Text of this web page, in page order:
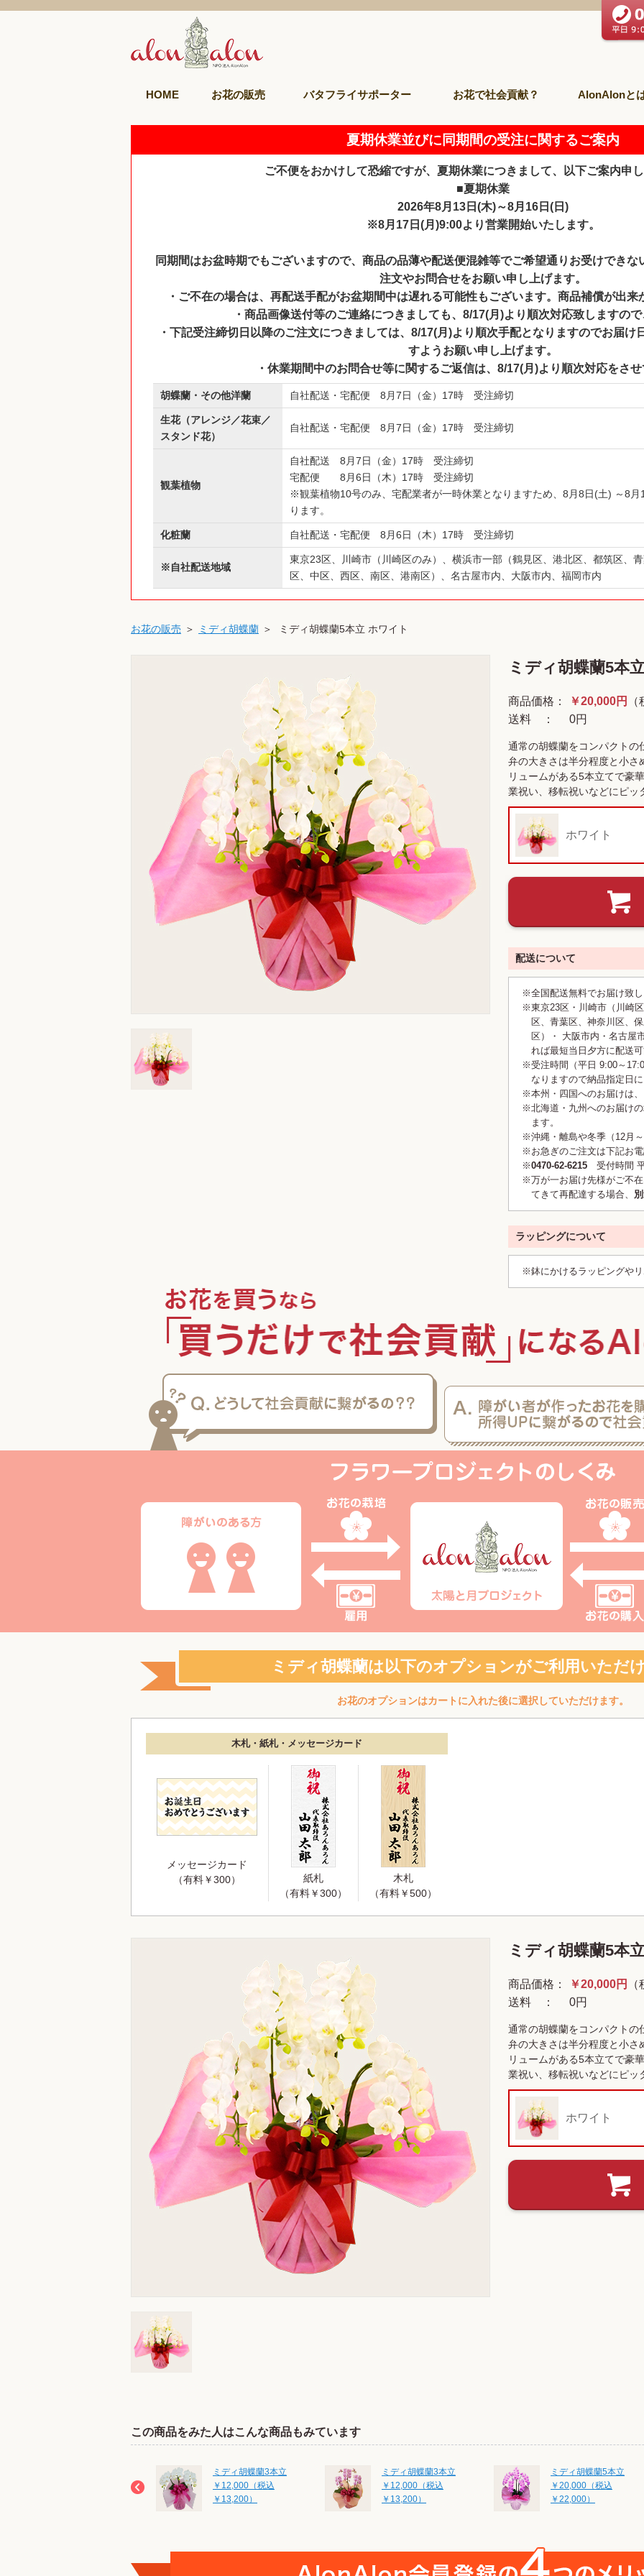
HOME お花の販売 バタフライサポーター お花で社会貢献？ AlonAlonと
夏期休業並びに同期間の受注に関するご案内
ご不便をおかけして恐縮ですが、夏期休業につきまして、以下ご案内申
■夏期休業
2026年8月13日(木)～8月16日(日)
※8月17日(月)9:00より営業開始いたします。
同期間はお盆時期でもございますので、商品の品薄や配送便混雑等でご希望通りお受けでき
注文やお問合せをお願い申し上げます。
・ご不在の場合は、再配送手配がお盆期間中は遅れる可能性もございます。商品補償が出
・商品画像送付等のご連絡につきましても、8/17(月)より順次対応致しますの
・下記受注締切日以降のご注文につきましては、8/17(月)より順次手配となりますのでお届け
すようお願い申し上げます。
・休業期間中のお問合せ等に関するご返信は、8/17(月)より順次対応をさ
胡蝶蘭・その他洋蘭 自社配送・宅配便 8月7日（金）17時 受注締切
生花（アレンジ／花束／
スタンド花）
自社配送・宅配便 8月7日（金）17時 受注締切
観葉植物
自社配送 8月7日（金）17時 受注締切
宅配便 8月6日（木）17時 受注締切
※観葉植物10号のみ、宅配業者が一時休業となりますため、8月8日(土) ～8
ります。
化粧蘭 自社配送・宅配便 8月6日（木）17時 受注締切
※自社配送地域
東京23区、川崎市（川崎区のみ）、横浜市一部（鶴見区、港北区、都筑区、
区、中区、西区、南区、港南区）、名古屋市内、大阪市内、福岡市内
お花の販売 ミディ胡蝶蘭 ミディ胡蝶蘭5本立 ホワイト
ミディ胡蝶蘭5本
商品価格： ￥20,000円
送料 ：
0円
通常の胡蝶蘭をコンパクトの
弁の大きさは半分程度と小さ
リュームがある5本立てで豪
業祝い、移転祝いなどにピッ
ホワイト
配送について
全国配送無料でお届け致
東京23区・川崎市（川崎
区、青葉区、神奈川区、
区）・ 大阪市内・名古屋
れば最短当日夕方に配送
受注時間（平日 9:00～
なりますので納品指定日
本州・四国へのお届けは
北海道・九州へのお届け
ます。
沖縄・離島や冬季（12月
お急ぎのご注文は下記お
0470-62-6215 受付時間
万が一お届け先様がご不
てきて再配達する場合、
ラッピングについて
鉢にかけるラッピングや
ミディ胡蝶蘭は以下のオプションがご利用いただ
お花のオプションはカートに入れた後に選択していただけます。
木札・紙札・メッセージカード
メッセージカード
（有料￥300）
紙札
（有料￥300）
木札
（有料￥500）
ミディ胡蝶蘭5本
商品価格： ￥20,000円
送料 ：
0円
通常の胡蝶蘭をコンパクトの
弁の大きさは半分程度と小さ
リュームがある5本立てで豪
業祝い、移転祝いなどにピッ
ホワイト
この商品をみた人はこんな商品もみています
ミディ胡蝶蘭3本立
￥12,000（税込
￥13,200）
ミディ胡蝶蘭3本立
￥12,000（税込
￥13,200）
ミディ胡蝶蘭5本立
￥20,000（税込
￥22,000）